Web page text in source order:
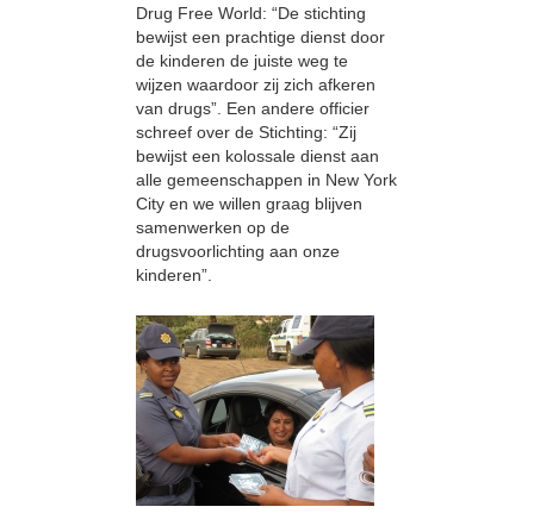
Drug Free World: “De stichting
bewijst een prachtige dienst door
de kinderen de juiste weg te
wijzen waardoor zij zich afkeren
van drugs”. Een andere officier
schreef over de Stichting: “Zij
bewijst een kolossale dienst aan
alle gemeenschappen in New York
City en we willen graag blijven
samenwerken op de
drugsvoorlichting aan onze
kinderen”.